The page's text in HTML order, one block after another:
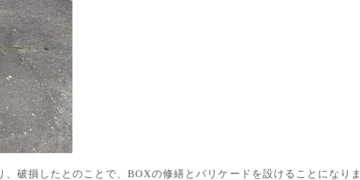
破損したとのことで、BOXの修繕とバリケードを設けることになりま